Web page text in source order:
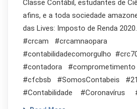
Classe Contábil, estudantes de
afins, e a toda sociedade
das Lives: Imposto de Renda
#crcam #crcamnaopara
#contabilidadecomorgulho
#contadora
#cfcbsb #SomosContabeis
#Contabilidade #Coronavírus